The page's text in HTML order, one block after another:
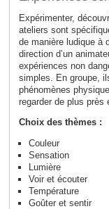
Expérimenter,
ateliers sont
de manière ludique à
direction d’un
expériences non
simples. En groupe,
phénomènes
regarder de plus près
Choix des thèmes :
Couleur
Sensation
Lumière
Voir et écouter
Température
Goûter et sentir